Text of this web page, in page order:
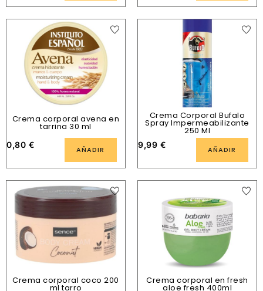
Crema corporal avena en
tarrina 30 ml
0,80 € AÑADIR
Crema Corporal Bufalo
Spray Impermeabilizante
250 Ml
9,99 € AÑADIR
Crema corporal coco 200
ml tarro
Crema corporal en fresh
aloe fresh 400ml